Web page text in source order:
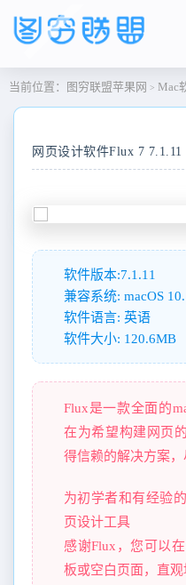
当前位置： 图穷联盟苹果网 > Mac
网页设计软件Flux 7 7.1.11
软件版本:7.1.11
兼容系统: macOS
软件语言: 英语
软件大小: 120.6MB
Flux是一款全面的
在为希望构建网页
得信赖的解决方案，
为初学者和有经验
页设计工具
感谢Flux，您可以
板或空白页面，直观